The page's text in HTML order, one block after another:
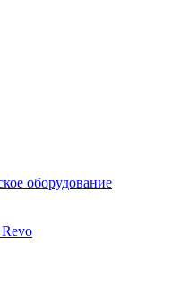
оборудование